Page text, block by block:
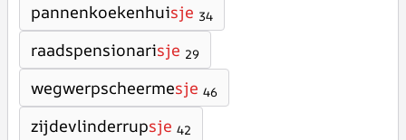
pannenkoekenhuisje 34
raadspensionarisje 29
wegwerpscheermesje 46
zijdevlinderrupsje 42